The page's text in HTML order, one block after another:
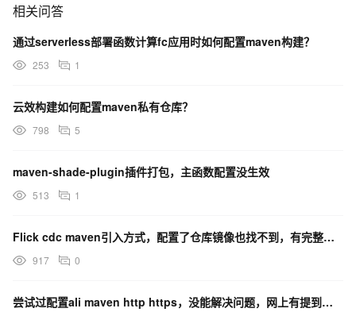
                        </systemProperty>
                            <name>task.log4j.path</name>
                        </systemProperty>
<value>${basedir}/log/
                        <systemProperty>
                        </systemProperty>
                        <!--<systemProperty>-->
<!--
                    </systemProperties>
                    <stopPort>9966</stopPort>
                    <stopKey>foo</stopKey>
<connector
                            <port>8080</port>
相关问答
通过serverless部署函数计算fc应用时如何配置maven构建？
253 1
云效构建如何配置maven私有仓库？
798 5
maven-shade-plugin插件打包，主函数配置没生效
513 1
Flick cdc maven引入方式，配置了仓库镜像也找不到，有完整的pom配置方式么？
917 0
尝试过配置ali maven http https，没能解决问题，网上有提到给IDEA设置一些VM